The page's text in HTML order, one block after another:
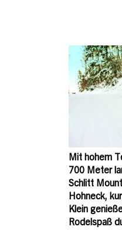
Mit hohem
700 Meter
Schlitt
Hohneck,
Klein
Rodelspaß